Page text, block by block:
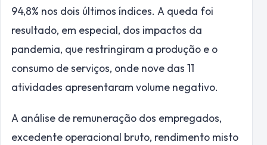
94,8% nos dois últimos índices. A queda foi
resultado, em especial, dos impactos da
pandemia, que restringiram a produção e o
consumo de serviços, onde nove das 11
atividades apresentaram volume negativo.
A análise de remuneração dos empregados,
excedente operacional bruto, rendimento misto